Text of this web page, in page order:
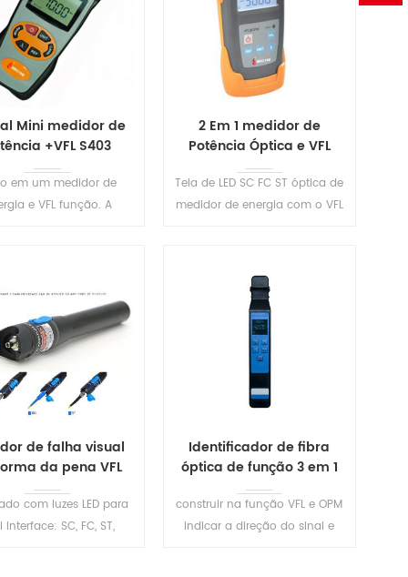
Mini medidor de
+VFL S403
em um medidor de
e VFL função. A
de onda de
função de memória,
irá exibir o último
de comprimento
de onda definido .
LEIA MAIS
2 Em 1 medidor de
Potência Óptica e VFL
S405
Tela de LED SC FC ST óptica de
medidor de energia com o VFL
energia/perda de medidas e
Fibra de falhas de
rastreamento visualmente.
LEIA MAIS
de falha visual
da pena VFL
S205
com luzes LED para
Interface: SC, FC, ST,
Identificador de fibra
óptica de função 3 em 1
S507
construir na função VFL e OPM
indicar a direção do sinal e